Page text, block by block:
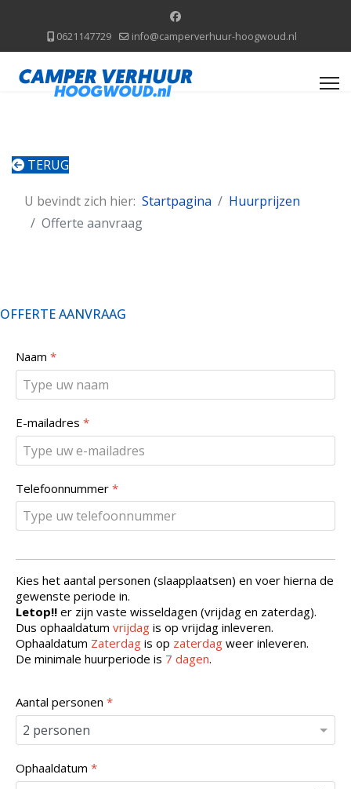
0621147729 info@camperverhuur-hoogwoud.nl
TERUG
U bevindt zich hier: Startpagina
Huurprijzen
Offerte aanvraag
OFFERTE AANVRAAG
Naam *
E-mailadres *
Telefoonnummer *
Kies het aantal personen (slaapplaatsen) en voer hierna de
gewenste periode in.
Letop!! er zijn vaste wisseldagen (vrijdag en zaterdag).
Dus ophaaldatum vrijdag is op vrijdag inleveren.
Ophaaldatum Zaterdag is op zaterdag weer inleveren.
De minimale huurperiode is 7 dagen.
Aantal personen *
Ophaaldatum *